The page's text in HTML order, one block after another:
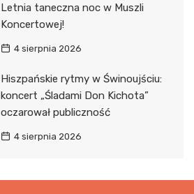
Letnia taneczna noc w Muszli
Koncertowej!
4 sierpnia 2026
Hiszpańskie rytmy w Świnoujściu:
koncert „Śladami Don Kichota”
oczarował publiczność
4 sierpnia 2026